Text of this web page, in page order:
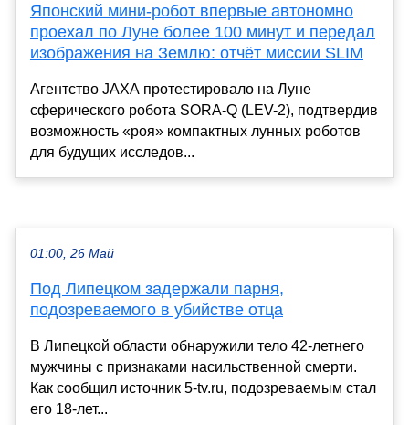
Японский мини-робот впервые автономно
проехал по Луне более 100 минут и передал
изображения на Землю: отчёт миссии SLIM
Агентство JAXA протестировало на Луне
сферического робота SORA-Q (LEV-2), подтвердив
возможность «роя» компактных лунных роботов
для будущих исследов...
01:00, 26 Май
Под Липецком задержали парня,
подозреваемого в убийстве отца
В Липецкой области обнаружили тело 42-летнего
мужчины с признаками насильственной смерти.
Как сообщил источник 5-tv.ru, подозреваемым стал
его 18-лет...